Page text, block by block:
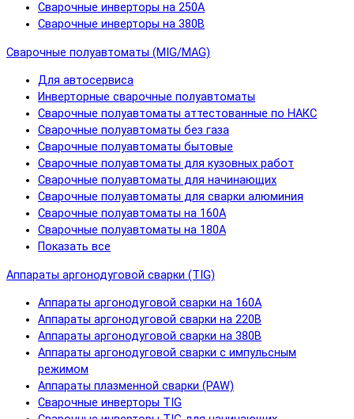
Сварочные инверторы на 250А
Сварочные инверторы на 380В
Сварочные полуавтоматы (MIG/MAG)
Для автосервиса
Инверторные сварочные полуавтоматы
Сварочные полуавтоматы аттестованные по НАКС
Сварочные полуавтоматы без газа
Сварочные полуавтоматы бытовые
Сварочные полуавтоматы для кузовных работ
Сварочные полуавтоматы для начинающих
Сварочные полуавтоматы для сварки алюминия
Сварочные полуавтоматы на 160А
Сварочные полуавтоматы на 180А
Показать все
Аппараты аргонодуговой сварки (TIG)
Аппараты аргонодуговой сварки на 160А
Аппараты аргонодуговой сварки на 220В
Аппараты аргонодуговой сварки на 380В
Аппараты аргонодуговой сварки с импульсным
режимом
Аппараты плазменной сварки (PAW)
Сварочные инверторы TIG